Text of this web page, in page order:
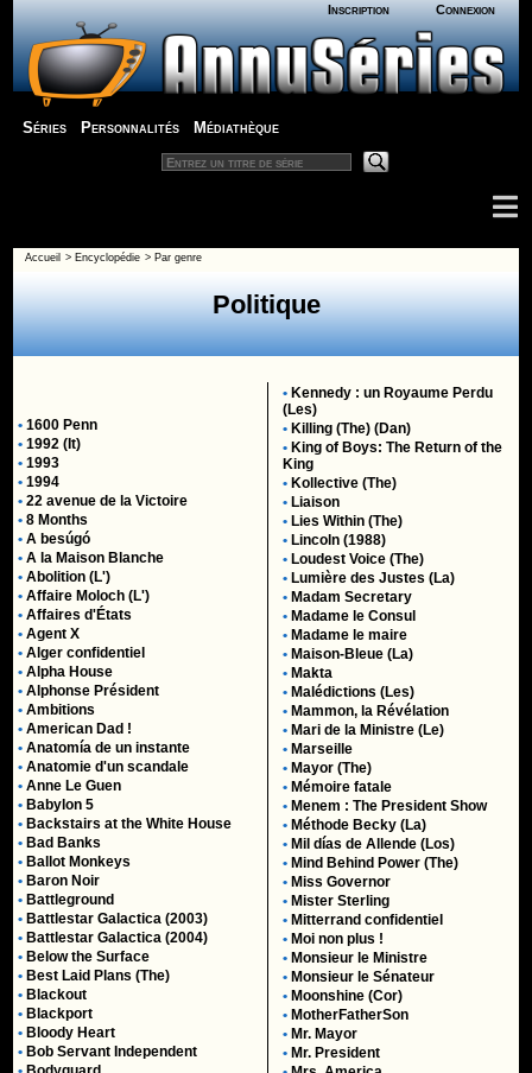
Inscription Connexion
Séries Personnalités Médiathèque
Accueil > Encyclopédie > Par genre
Politique
• 1600 Penn
• 1992 (It)
• 1993
• 1994
• 22 avenue de la Victoire
• 8 Months
• A besúgó
• A la Maison Blanche
• Abolition (L')
• Affaire Moloch (L')
• Affaires d'États
• Agent X
• Alger confidentiel
• Alpha House
• Alphonse Président
• Ambitions
• American Dad !
• Anatomía de un instante
• Anatomie d'un scandale
• Anne Le Guen
• Babylon 5
• Backstairs at the White House
• Bad Banks
• Ballot Monkeys
• Baron Noir
• Battleground
• Battlestar Galactica (2003)
• Battlestar Galactica (2004)
• Below the Surface
• Best Laid Plans (The)
• Blackout
• Blackport
• Bloody Heart
• Bob Servant Independent
• Kennedy : un Royaume Perdu
(Les)
• Killing (The) (Dan)
• King of Boys: The Return of the
King
• Kollective (The)
• Liaison
• Lies Within (The)
• Lincoln (1988)
• Loudest Voice (The)
• Lumière des Justes (La)
• Madam Secretary
• Madame le Consul
• Madame le maire
• Maison-Bleue (La)
• Makta
• Malédictions (Les)
• Mammon, la Révélation
• Mari de la Ministre (Le)
• Marseille
• Mayor (The)
• Mémoire fatale
• Menem : The President Show
• Méthode Becky (La)
• Mil días de Allende (Los)
• Mind Behind Power (The)
• Miss Governor
• Mister Sterling
• Mitterrand confidentiel
• Moi non plus !
• Monsieur le Ministre
• Monsieur le Sénateur
• Moonshine (Cor)
• MotherFatherSon
• Mr. Mayor
• Mr. President